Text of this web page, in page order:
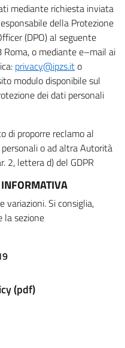
mediante richiesta inviata
della Protezione
(DPO) al seguente
o mediante e–mail ai
privacy@ipzs.ito
modulo disponibile sul
dei dati personali
di proporre reclamo al
o ad altra Autorità
2, lettera d) del GDPR
variazioni. Si consiglia,
la sezione
(pdf)